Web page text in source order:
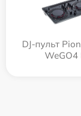
DJ-пульт
WeGO4